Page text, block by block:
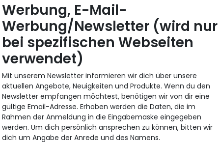
Werbung, E-Mail-
Werbung/Newsletter (wird nur
bei spezifischen Webseiten
verwendet)
Mit unserem Newsletter informieren wir dich über unsere
aktuellen Angebote, Neuigkeiten und Produkte. Wenn du den
Newsletter empfangen möchtest, benötigen wir von dir eine
gültige Email-Adresse. Erhoben werden die Daten, die im
Rahmen der Anmeldung in die Eingabemaske eingegeben
werden. Um dich persönlich ansprechen zu können, bitten wir
dich um Angabe der Anrede und des Namens.